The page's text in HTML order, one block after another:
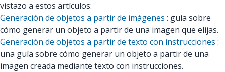
vistazo a estos artículos:
Generación de objetos a partir de imágenes : guía sobre
cómo generar un objeto a partir de una imagen que elijas.
Generación de objetos a partir de texto con instrucciones :
una guía sobre cómo generar un objeto a partir de una
imagen creada mediante texto con instrucciones.